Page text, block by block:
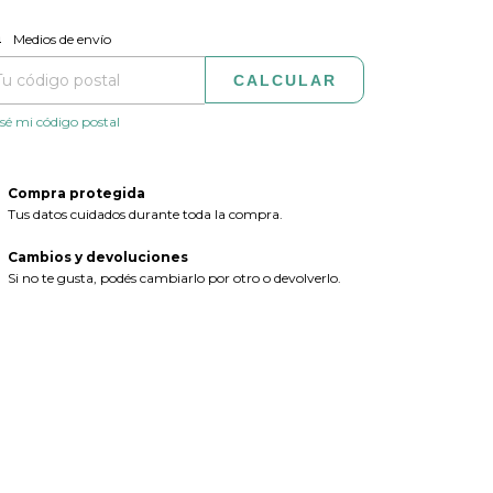
para el CP:
Medios de envío
CALCULAR
mi código postal
Compra protegida
Tus datos cuidados durante toda la compra.
Cambios y devoluciones
Si no te gusta, podés cambiarlo por otro o devolverlo.